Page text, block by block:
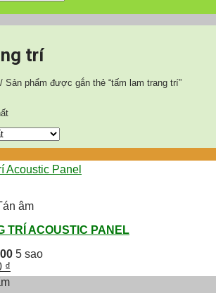
trí
/ Sản phẩm được gắn thẻ “tấm lam trang trí”
âm
TRÍ ACOUSTIC PANEL
5 sao
₫
hiện